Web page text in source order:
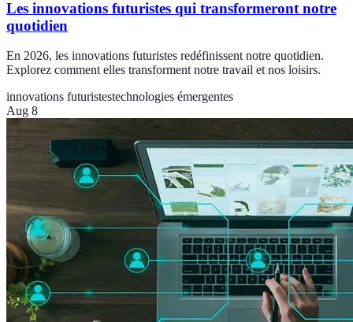
Les innovations futuristes qui transformeront notre
quotidien
En 2026, les innovations futuristes redéfinissent notre quotidien.
Explorez comment elles transforment notre travail et nos loisirs.
innovations futuristestechnologies émergentes
Aug 8